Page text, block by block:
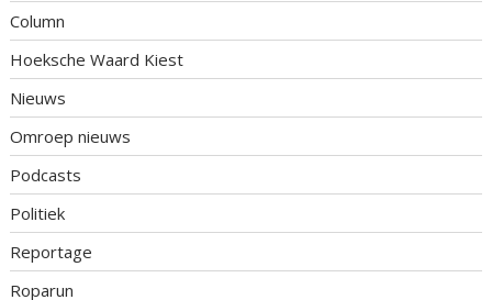
Column
Hoeksche Waard Kiest
Nieuws
Omroep nieuws
Podcasts
Politiek
Reportage
Roparun